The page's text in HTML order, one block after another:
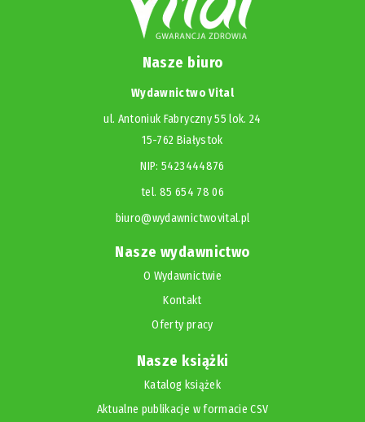
Nasze biuro
Wydawnictwo Vital
ul. Antoniuk Fabryczny 55 lok. 24
15-762 Białystok
NIP: 5423444876
tel. 85 654 78 06
biuro@wydawnictwovital.pl
Nasze wydawnictwo
O Wydawnictwie
Kontakt
Oferty pracy
Nasze książki
Katalog książek
Aktualne publikacje w formacie CSV